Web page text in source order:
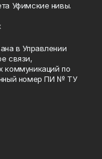
Уфимские нивы.
в Управлении
связи,
коммуникаций по
номер ПИ № ТУ